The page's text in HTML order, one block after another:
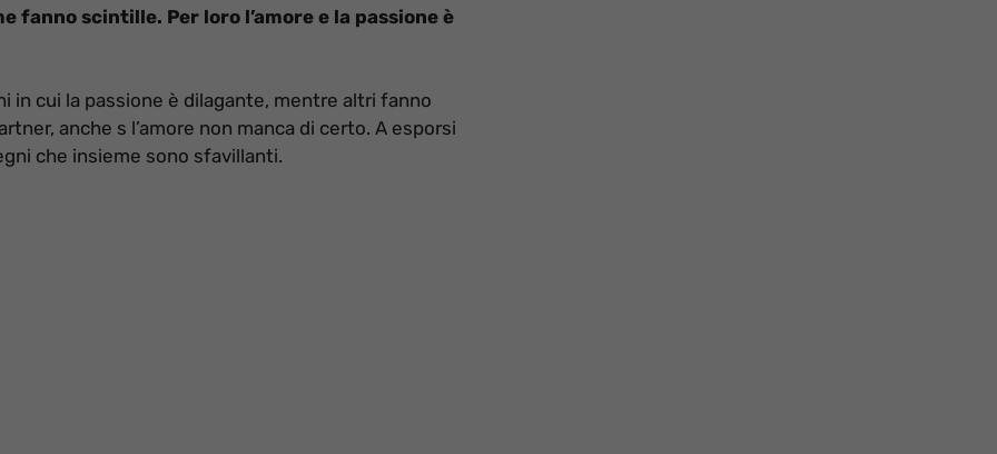
fanno scintille. Per loro l’amore e la passione è
in cui la passione è dilagante, mentre altri fanno
anche s l’amore non manca di certo. A esporsi
che insieme sono sfavillanti.